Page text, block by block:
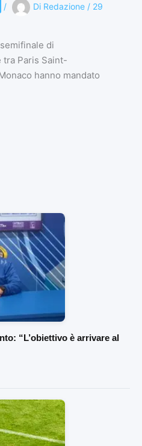
/ Di Redazione / 29
di
tra Paris Saint-
hanno mandato
“L’obiettivo è arrivare al